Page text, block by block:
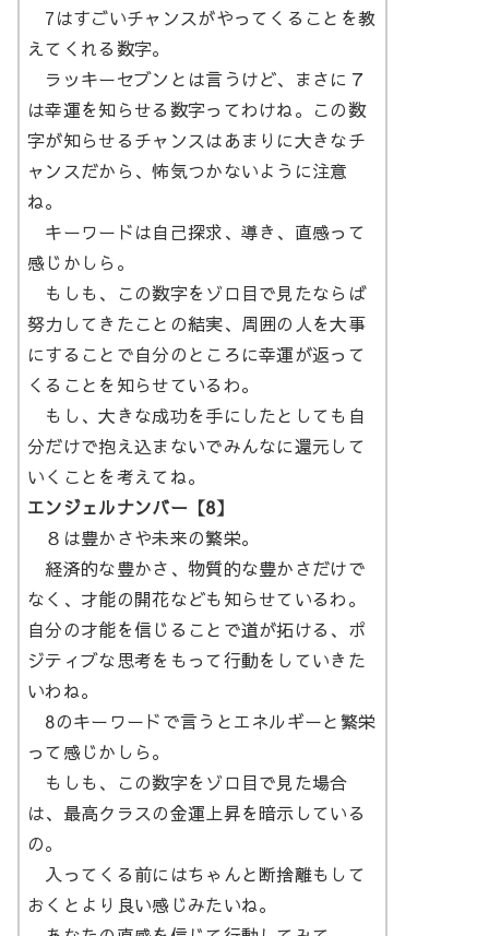
7はすごいチャンスがやってくることを教
えてくれる数字。
ラッキーセブンとは言うけど、まさに７
は幸運を知らせる数字ってわけね。この数
字が知らせるチャンスはあまりに大きなチ
ャンスだから、怖気つかないように注意
ね。
キーワードは自己探求、導き、直感って
感じかしら。
もしも、この数字をゾロ目で見たならば
努力してきたことの結実、周囲の人を大事
にすることで自分のところに幸運が返って
くることを知らせているわ。
もし、大きな成功を手にしたとしても自
分だけで抱え込まないでみんなに還元して
いくことを考えてね。
エンジェルナンバー【8】
８は豊かさや未来の繁栄。
経済的な豊かさ、物質的な豊かさだけで
なく、才能の開花なども知らせているわ。
自分の才能を信じることで道が拓ける、ポ
ジティブな思考をもって行動をしていきた
いわね。
8のキーワードで言うとエネルギーと繁栄
って感じかしら。
もしも、この数字をゾロ目で見た場合
は、最高クラスの金運上昇を暗示している
の。
入ってくる前にはちゃんと断捨離もして
おくとより良い感じみたいね。